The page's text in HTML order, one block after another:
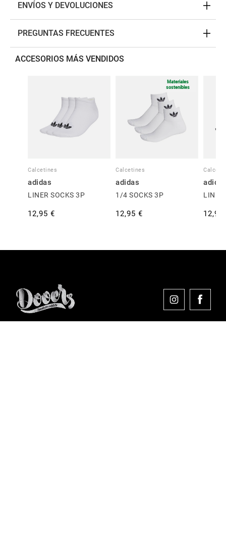
ENVÍOS Y DEVOLUCIONES
PREGUNTAS FRECUENTES
ACCESORIOS MÁS VENDIDOS
Calcetines
adidas
LINER SOCKS 3P
12,95 €
Materiales
sostenibles
Calcetines
adidas
1/4 SOCKS 3P
12,95 €
LINER
12,95